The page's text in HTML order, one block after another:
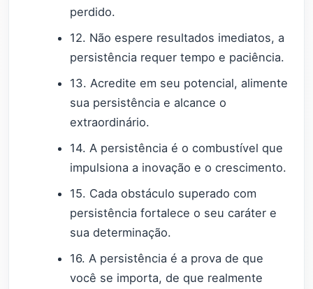
perdido.
12. Não espere resultados imediatos, a
persistência requer tempo e paciência.
13. Acredite em seu potencial, alimente
sua persistência e alcance o
extraordinário.
14. A persistência é o combustível que
impulsiona a inovação e o crescimento.
15. Cada obstáculo superado com
persistência fortalece o seu caráter e
sua determinação.
16. A persistência é a prova de que
você se importa, de que realmente